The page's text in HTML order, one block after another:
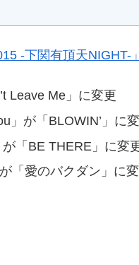
-下関有頂天
Leave Me」に変更
」が「BLOWIN’」に
が「BE THERE」に変
「愛のバクダン」に